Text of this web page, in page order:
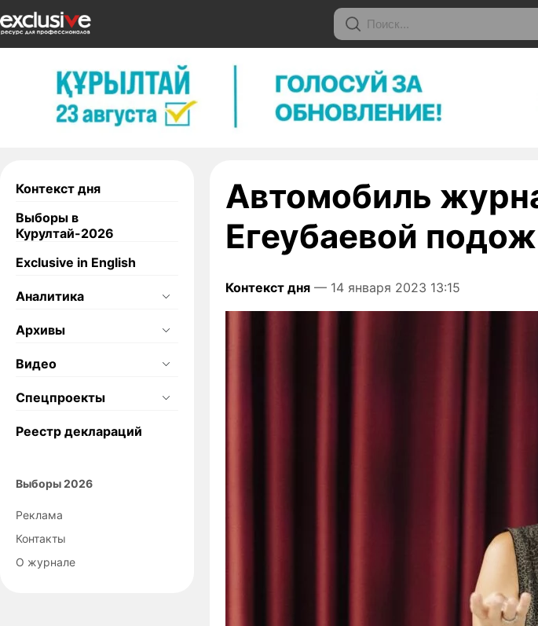
Контекст дня
Выборы в
Курултай-2026
Exclusive in English
Аналитика
Архивы
Видео
Спецпроекты
Реестр деклараций
Выборы 2026
Реклама
Контакты
О журнале
Автомобиль
Егеубаевой
Контекст дня — 14 января 2023 13:15